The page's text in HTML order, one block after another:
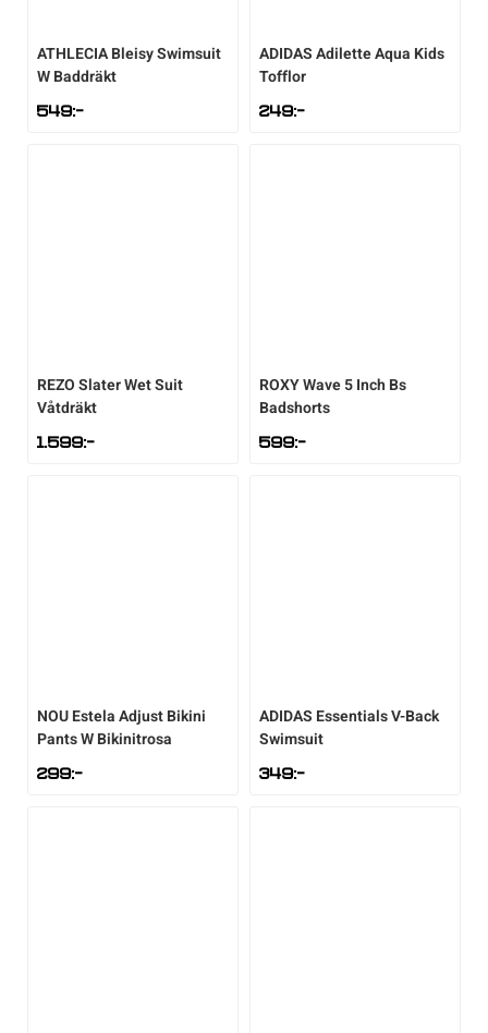
ATHLECIABleisy Swimsuit
W Baddräkt
549:-
ADIDASAdilette Aqua Kids
Tofflor
249:-
REZOSlater Wet Suit
Våtdräkt
1.599:-
ROXYWave 5 Inch Bs
Badshorts
599:-
NOUEstela Adjust Bikini
Pants W Bikinitrosa
299:-
ADIDAS Essentials V-Back
Swimsuit
349:-